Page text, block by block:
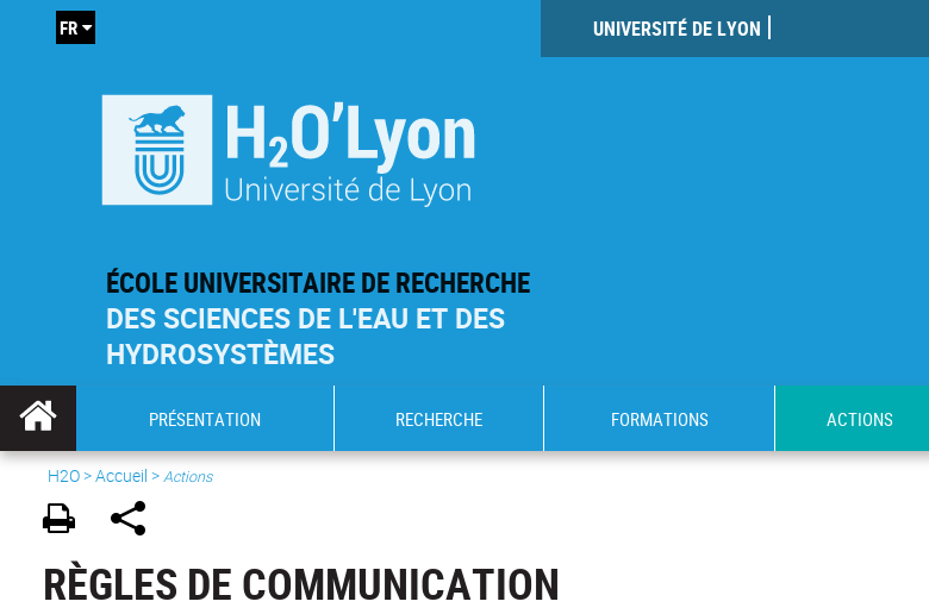
ÉCOLE UNIVERSITAIRE DE RECHERCHE
DES SCIENCES DE L'EAU ET DES
HYDROSYSTÈMES
UNIVERSITÉ DE LYON
FR
PRÉSENTATION RECHERCHE FORMATIONS ACTIONS
H2O>Accueil >Actions
RÈGLES DE COMMUNICATION